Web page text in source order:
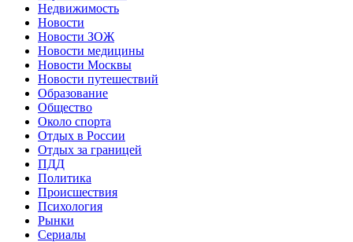
Недвижимость
Новости
Новости ЗОЖ
Новости медицины
Новости Москвы
Новости путешествий
Образование
Общество
Около спорта
Отдых в России
Отдых за границей
ПДД
Политика
Происшествия
Психология
Рынки
Сериалы